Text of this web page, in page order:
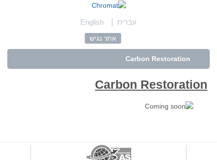
English עברית
אתר נגיש
Carbon Restoration
Carbon Restoration